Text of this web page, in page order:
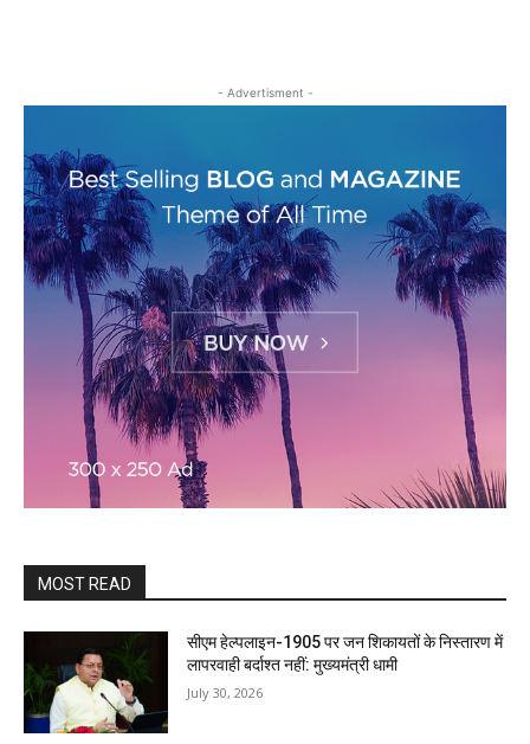
- Advertisment -
MOST READ
सीएम हेल्पलाइन-1905 पर जन शिकायतों के निस्तारण में
लापरवाही बर्दाश्त नहीं: मुख्यमंत्री धामी
July 30, 2026